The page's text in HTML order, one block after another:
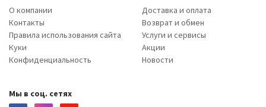
О компании
Контакты
Правила использования сайта
Куки
Конфиденциальность
Доставка и оплата
Возврат и обмен
Услуги и сервисы
Акции
Новости
Мы в соц. сетях